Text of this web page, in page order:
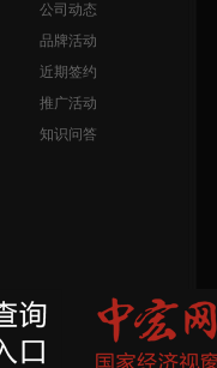
公司动态
品牌活动
近期签约
推广活动
知识问答